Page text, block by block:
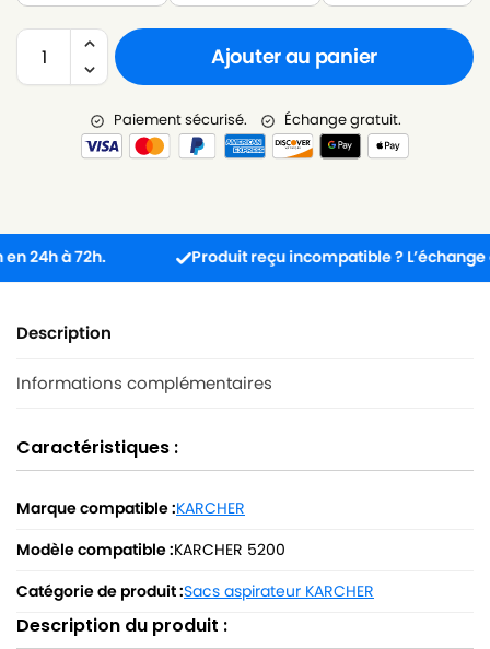
Ajouter au panier
Paiement sécurisé. Échange gratuit.
à 72h. Produit reçu incompatible ? L’échange est
Description
Informations complémentaires
Caractéristiques :
Marque compatible :KARCHER
Modèle compatible :KARCHER 5200
Catégorie de produit :Sacs aspirateur KARCHER
Description du produit :